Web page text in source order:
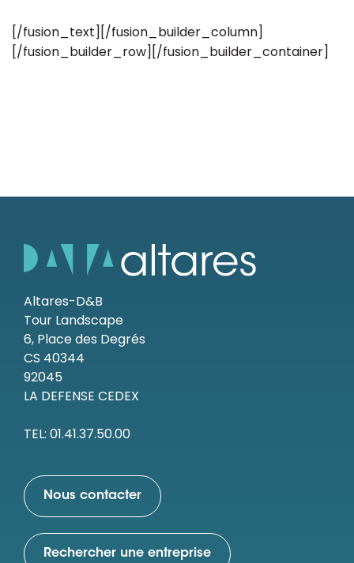
[/fusion_text][/fusion_builder_column]
[/fusion_builder_row][/fusion_builder_container]
Altares-D&B
Tour Landscape
6, Place des Degrés
CS 40344
92045
LA DEFENSE CEDEX
TEL: 01.41.37.50.00
Nous contacter
Rechercher une entreprise